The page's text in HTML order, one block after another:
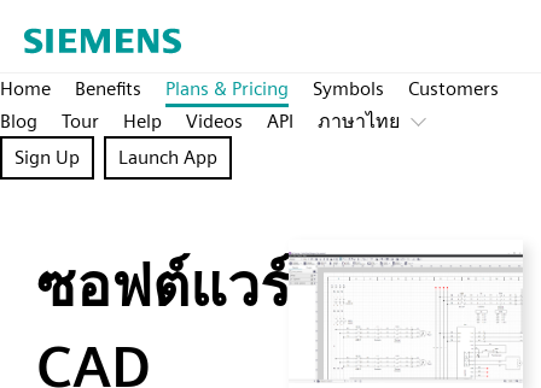
Home Benefits Plans & Pricing Symbols
Customers
Blog
Tour Help Videos API
ภาษาไทย
Sign Up
Launch App
ซอฟต์แวร์
CAD